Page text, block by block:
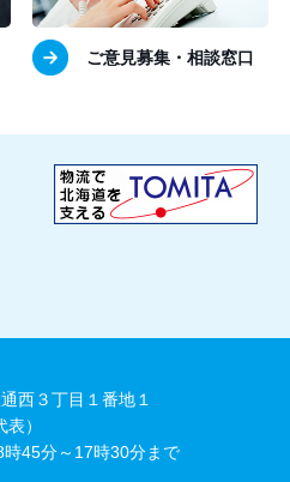
ご意見募集・相談窓口
西３丁目１番地１
）
45分～17時30分まで